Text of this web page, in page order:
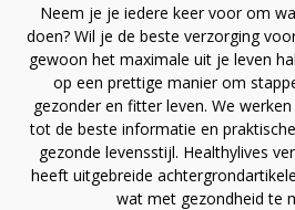
Neem je je iedere keer voor om
doen? Wil je de beste verzorging
gewoon het maximale uit je leven
op een prettige manier om
gezonder en fitter leven. We
tot de beste informatie en
gezonde levensstijl. Healthylives
heeft uitgebreide
wat met gezondheid te